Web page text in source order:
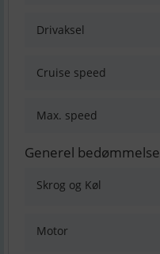
Drivaksel
Cruise speed
Max. speed
Generel bedømmelse
Skrog og Køl
Motor